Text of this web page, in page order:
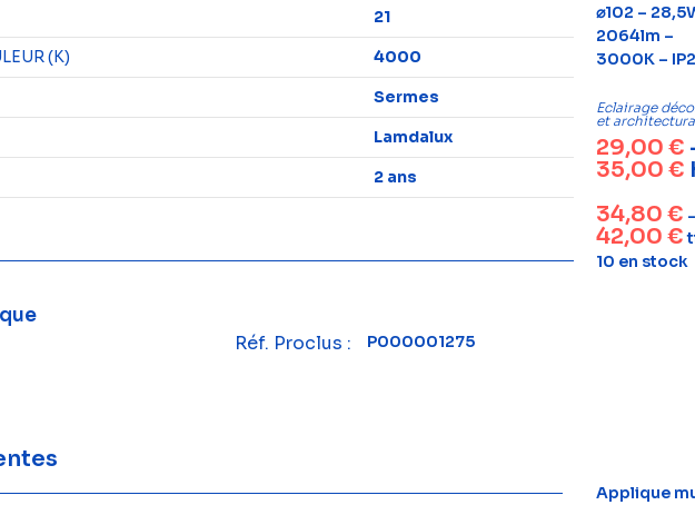
21
(K)
4000
Sermes
Lamdalux
2 ans
Réf. Proclus :
P000001275
⌀102 –
2064lm –
3000K –
Eclairage
et
29,00 €
35,00 €
34,80 € -
42,00 €
10 en stock
Applique